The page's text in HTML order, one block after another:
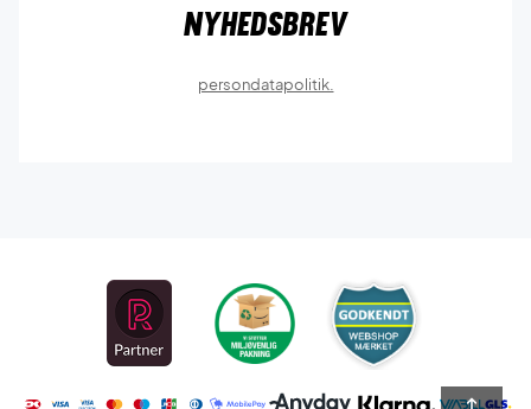
Nyhedsbrev
persondatapolitik.